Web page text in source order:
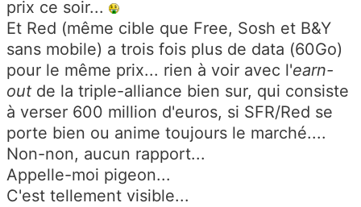
prix ce soir...
Et Red (même cible que Free, Sosh et B&Y
sans mobile) a trois fois plus de data (60Go)
pour le même prix... rien à voir avec l'earn-
out de la triple-alliance bien sur, qui consiste
à verser 600 million d'euros, si SFR/Red se
porte bien ou anime toujours le marché....
Non-non, aucun rapport...
Appelle-moi pigeon...
C'est tellement visible...